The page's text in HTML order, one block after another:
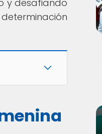
y desafiando